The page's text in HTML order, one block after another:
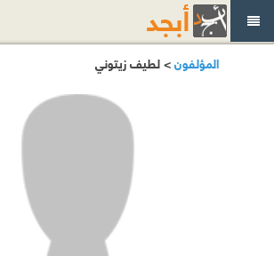
المؤلفون> لطيف زيتوني